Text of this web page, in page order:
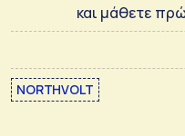
και μάθετε
NORTHVOLT